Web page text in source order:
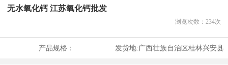
无水氧化钙 江苏氧化钙批发
浏览次数： 234次
产品规格： 发货地:广西壮族自治区桂林兴安县